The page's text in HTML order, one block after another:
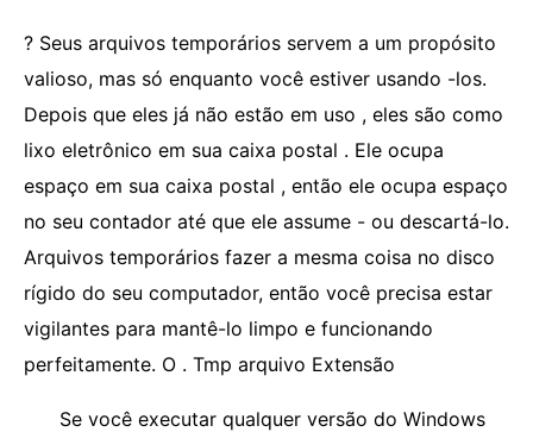
? Seus arquivos temporários servem a um propósito
valioso, mas só enquanto você estiver usando -los.
Depois que eles já não estão em uso , eles são como
lixo eletrônico em sua caixa postal . Ele ocupa
espaço em sua caixa postal , então ele ocupa espaço
no seu contador até que ele assume - ou descartá-lo.
Arquivos temporários fazer a mesma coisa no disco
rígido do seu computador, então você precisa estar
vigilantes para mantê-lo limpo e funcionando
perfeitamente. O . Tmp arquivo Extensão
Se você executar qualquer versão do Windows